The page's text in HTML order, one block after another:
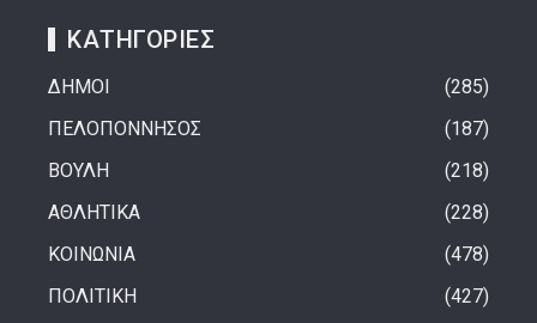
ΚΑΤΗΓΟΡΙΕΣ
ΔΗΜΟΙ
285
ΠΕΛΟΠΟΝΝΗΣΟΣ
187
ΒΟΥΛΗ
218
ΑΘΛΗΤΙΚΑ
228
ΚΟΙΝΩΝΙΑ
478
ΠΟΛΙΤΙΚΗ
427